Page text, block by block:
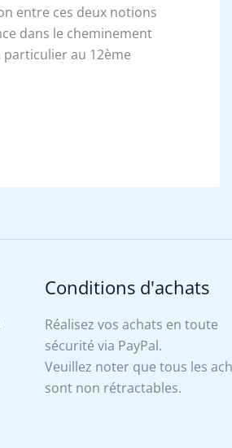
entre ces deux notions
dans le cheminement
au 12ème
Conditions d'achats
Réalisez vos achats en toute
sécurité via PayPal.
Veuillez noter que tous les
sont non rétractables.